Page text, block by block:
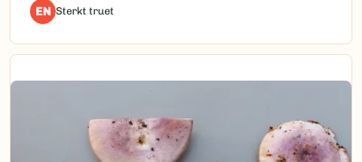
EN Sterkt truet